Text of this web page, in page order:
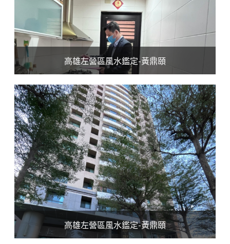
高雄左營區風水鑑定-黃鼎頤
高雄左營區風水鑑定-黃鼎頤